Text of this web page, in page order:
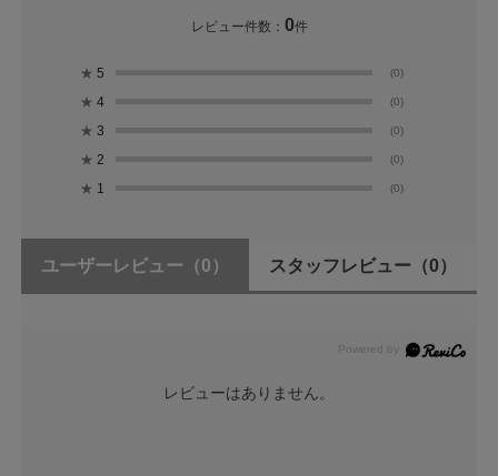
レビュー件数： 0件
★ 5 (0)
★ 4 (0)
★ 3 (0)
★ 2 (0)
★ 1 (0)
ユーザーレビュー （0） スタッフレビュー （0）
レビューはありません。